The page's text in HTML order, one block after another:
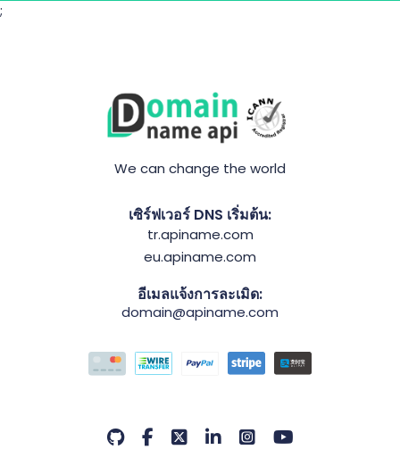
;
We can change the world
เซิร์ฟเวอร์ DNS เริ่มต้น:
tr.apiname.com
eu.apiname.com
อีเมลแจ้งการละเมิด:
domain@apiname.com